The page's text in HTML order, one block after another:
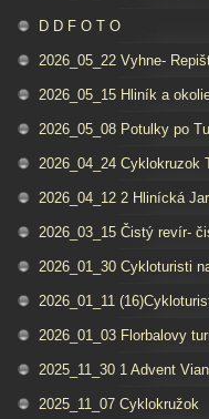
D D F O T O
2026_05_22 Vyhne-
2026_05_15 Hliník a
2026_05_08 Potulky po
2026_04_24 Cyklokruzok
2026_04_12 2 Hlinícká
2026_03_15 Čistý revír-
2026_01_30 Cykloturisti
2026_01_11
2026_01_03 Florbalovy
2025_11_30 1 Advent
2025_11_07 Cyklokružok